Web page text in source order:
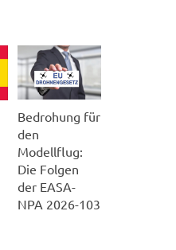
Bedrohung für
den
Modellflug:
Die Folgen
der EASA-
NPA 2026-103